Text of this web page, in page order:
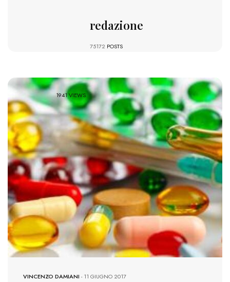
redazione
75172 POSTS
1941 VIEWS
VINCENZO DAMIANI -11 GIUGNO 2017